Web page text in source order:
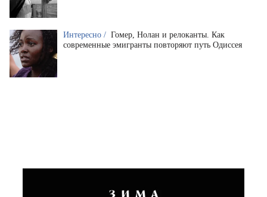
Интересно / Гомер, Нолан и релоканты. Как
современные эмигранты повторяют путь Одиссея